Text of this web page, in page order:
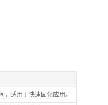
适用于快速固化应用。